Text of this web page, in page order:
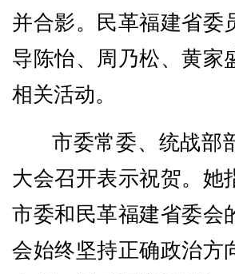
并合影。民革福建省委
导陈怡、周乃松、黄家
相关活动。
市委常委、统战部
大会召开表示祝贺。她
市委和民革福建省委会
会始终坚持正确政治方